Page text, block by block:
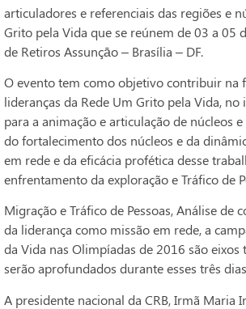
articuladores e referenciais das regiões e
Grito pela Vida que se reúnem de 03 a 05
de Retiros Assunçāo – Brasília – DF.
O evento tem como objetivo contribuir na
lideranças da Rede Um Grito pela Vida,
para a animação e articulação de núcleos
do fortalecimento dos núcleos e da
em rede e da eficácia profética desse
enfrentamento da exploração e Tráfico de
Migração e Tráfico de Pessoas, Análise de
da liderança como missão em rede, a
da Vida nas Olimpíadas de 2016 são eixos
serão aprofundados durante esses três
A presidente nacional da CRB, Irmã Maria